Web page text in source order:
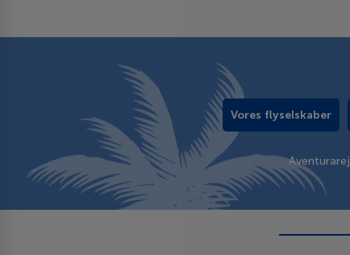
Vores flyselskaber